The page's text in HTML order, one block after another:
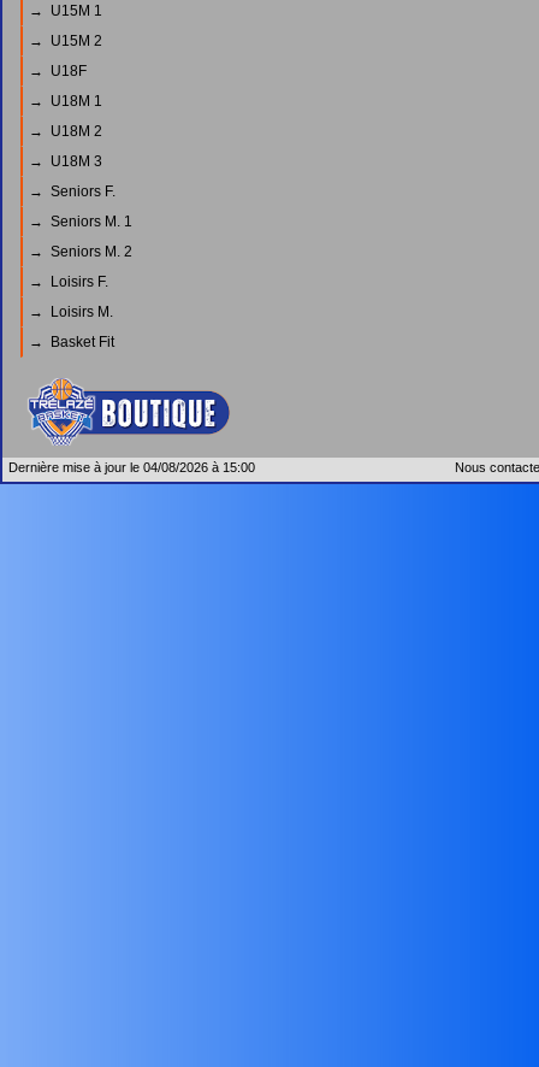
→ U15M 1
→ U15M 2
→ U18F
→ U18M 1
→ U18M 2
→ U18M 3
→ Seniors F.
→ Seniors M. 1
→ Seniors M. 2
→ Loisirs F.
→ Loisirs M.
→ Basket Fit
Dernière mise à jour le 04/08/2026 à 15:00 Nous